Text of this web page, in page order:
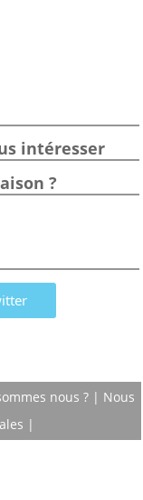
intéresser
?
nous ? | Nous
|